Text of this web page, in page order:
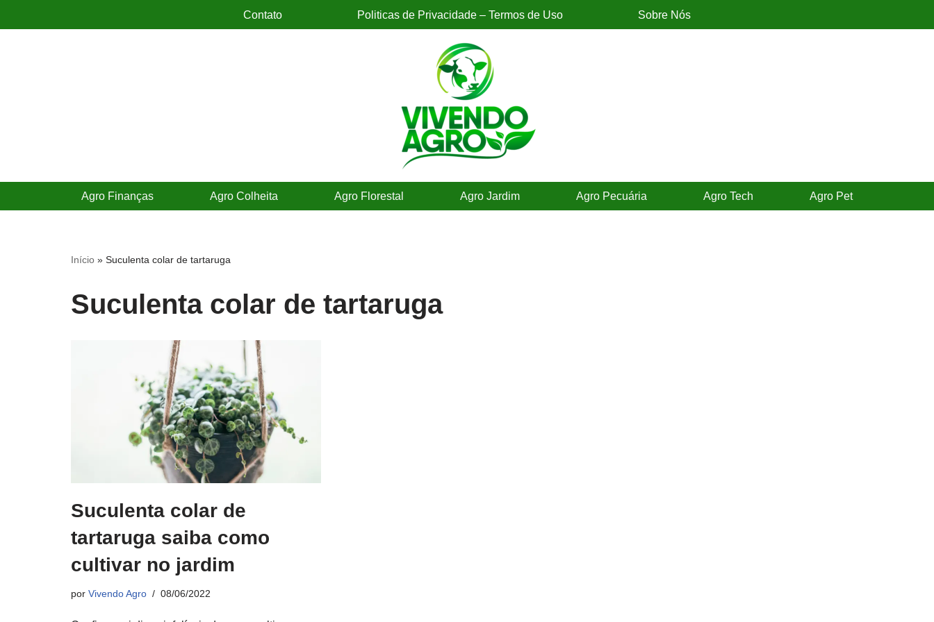
Contato Politicas de Privacidade – Termos de Uso Sobre Nós
Agro Finanças Agro Colheita Agro Florestal Agro Jardim Agro Pecuária Agro Tech Agro Pet
Início » Suculenta colar de tartaruga
Suculenta colar de tartaruga
Suculenta colar de
tartaruga saiba como
cultivar no jardim
por Vivendo Agro 08/06/2022